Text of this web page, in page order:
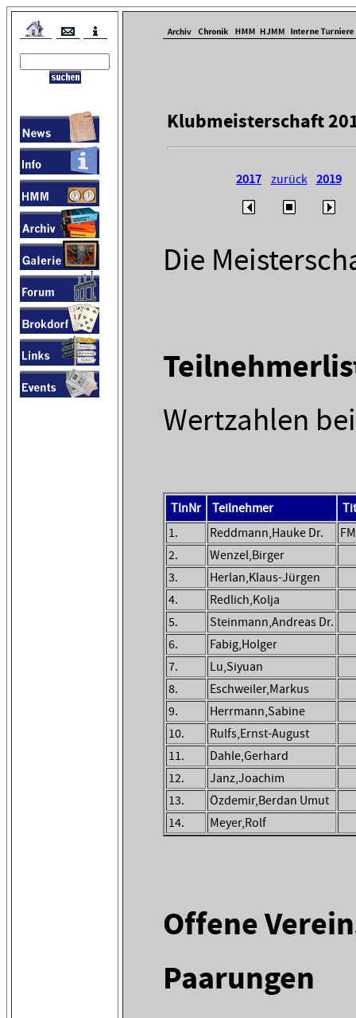
Klubmeisterschaft
2017 zurück 2019
Die
Wertzahlen
TlnNr Teilnehmer
1.
Reddmann,Hauke Dr.
FM
2.
Wenzel,Birger
3.
Herlan,Klaus-Jürgen
4.
Redlich,Kolja
5.
Steinmann,Andreas Dr.
6.
Fabig,Holger
7.
Lu,Siyuan
8.
Eschweiler,Markus
9.
Herrmann,Sabine
10.
Rulfs,Ernst-August
11.
Dahle,Gerhard
12.
Janz,Joachim
13.
Özdemir,Berdan Umut
14.
Meyer,Rolf
Offene
Paarungen